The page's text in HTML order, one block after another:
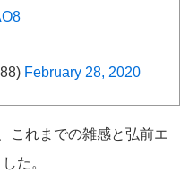
February 28, 2020
これまでの雑感と弘前エ
た。